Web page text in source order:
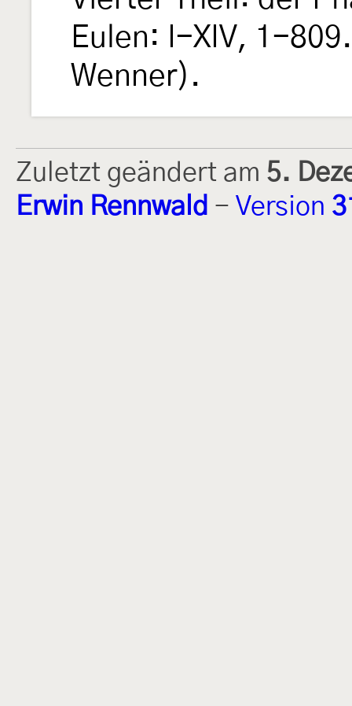
Eulen: I-XIV, 1-
Wenner).
Zuletzt geändert am 5.
Erwin Rennwald - Version